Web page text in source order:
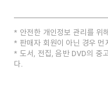
안전한 개인정보 관리를 위
판매자 회원이 아닌 경우
도서, 전집, 음반 DVD의 중
다.